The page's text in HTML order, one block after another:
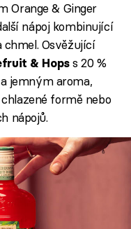
Orange & Ginger
nápoj kombinující
Osvěžující
& Hopss 20 %
jemným aroma,
formě nebo
nápojů.